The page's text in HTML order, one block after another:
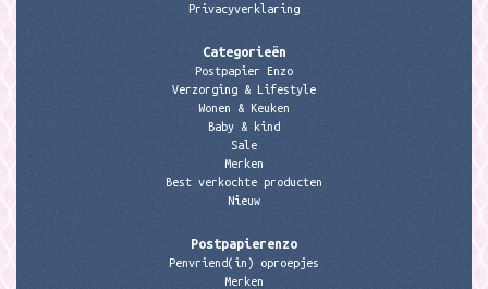
Privacyverklaring
Categorieën
Postpapier Enzo
Verzorging & Lifestyle
Wonen & Keuken
Baby & kind
Sale
Merken
Best verkochte producten
Nieuw
Postpapierenzo
Penvriend(in) oproepjes
Merken